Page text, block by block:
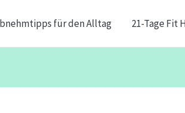
für den Alltag 21-Tage Fit